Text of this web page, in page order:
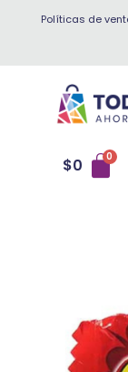
Políticas de
$0